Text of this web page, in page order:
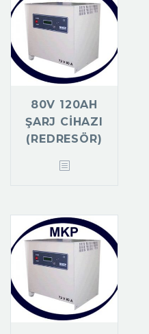
80V 120AH
ŞARJ CIHAZI
(REDRESÖR)